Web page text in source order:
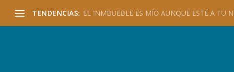
TENDENCIAS: EL INMBUEBLE ES MÍO AUNQUE ESTÉ A TU